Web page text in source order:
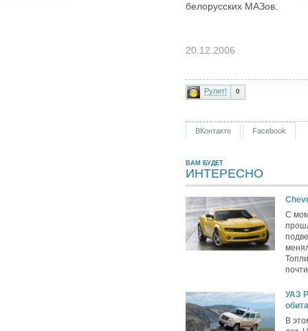
белорусских МАЗов.
20.12.2006
Рулит! 0
ВКонтакте Facebook
ВАМ БУДЕТ
ИНТЕРЕСНО
С
УАЗ
В